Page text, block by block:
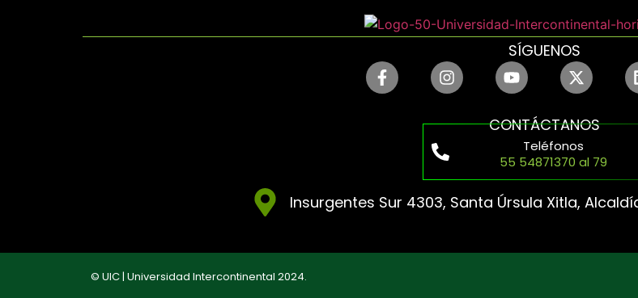
SÍGUENOS
CONTÁCTANOS
Teléfonos
55 54871370 al 79
Insurgentes Sur 4303, Santa Úrsula Xitla,
© UIC | Universidad Intercontinental 2024.